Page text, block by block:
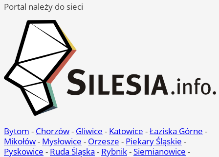
Portal należy do sieci
Bytom - Chorzów- Gliwice - Katowice -Łaziska Górne -
Mikołów- Mysłowice - Orzesze - Piekary Śląskie -
Pyskowice - Ruda Śląska - Rybnik-Siemianowice -